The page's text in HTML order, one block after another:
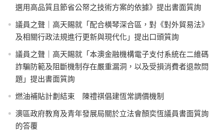
選用高品質且節省公帑之技術方案的依據》提出書面質詢
議員之聲｜高天賜就「配合橫琴深合區，對《對外貿易法》
及相關行政法規進行更新與現代化」提出口頭質詢
議員之聲｜高天賜就「本澳金融機構電子支付系統在二維碼
詐騙防範及阻斷機制存在嚴重漏洞，以及受損消費者退款問
題」提出書面質詢
燃油補貼計劃結束 陳禮祺倡建恆常調價機制
澳區政府教育及青年發展局關於立法會顏奕恆議員書面質詢
的答覆